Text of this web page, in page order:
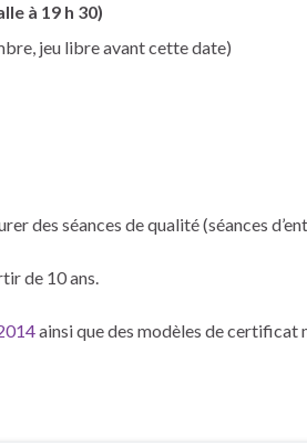
à 19 h 30)
jeu libre avant cette date)
des séances de qualité (séances
de 10 ans.
ainsi que des modèles de